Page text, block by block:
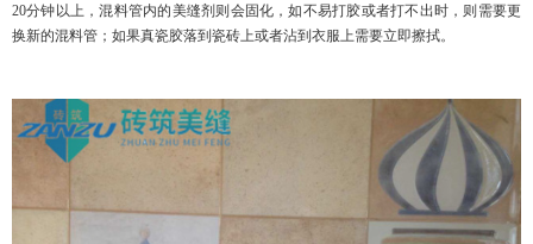
20分钟以上，混料管内的美缝剂则会固化，如不易打胶或者打不出时，则需要更
换新的混料管；如果真瓷胶落到瓷砖上或者沾到衣服上需要立即擦拭。